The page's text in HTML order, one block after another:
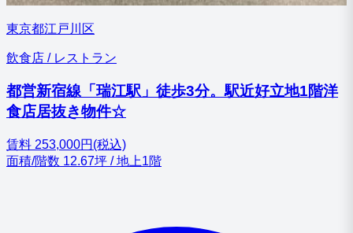
東京都江戸川区
飲食店 / レストラン
都営新宿線「瑞江駅」徒歩3分。駅近好立地1階洋
食店居抜き物件☆
賃料 253,000円(税込)
面積/階数 12.67坪 / 地上1階